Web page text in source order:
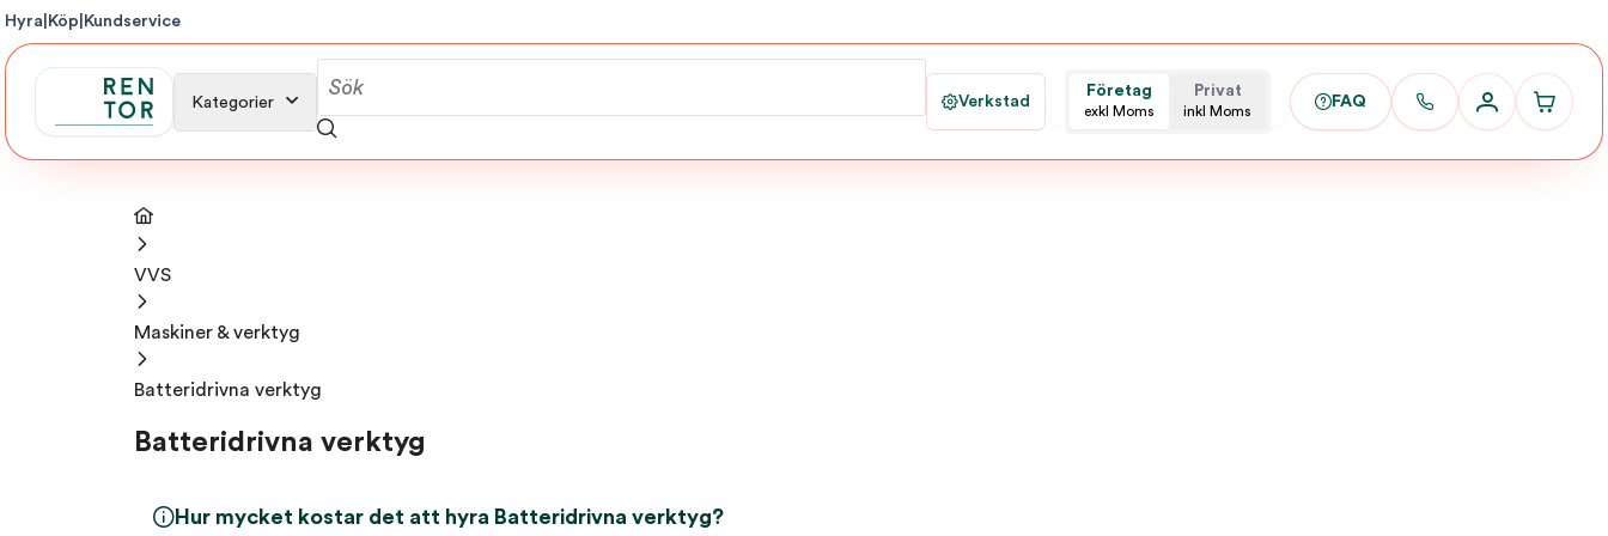
Hyra Köp Kundservice
Kategorier Verkstad
Företag
exkl Moms
Privat
inkl Moms
FAQ
VVS
Maskiner & verktyg
Batteridrivna verktyg
Batteridrivna verktyg
Hur mycket kostar det att hyra Batteridrivna verktyg?